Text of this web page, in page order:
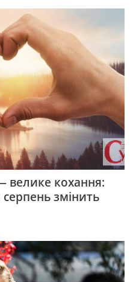
велике кохання:
змінить